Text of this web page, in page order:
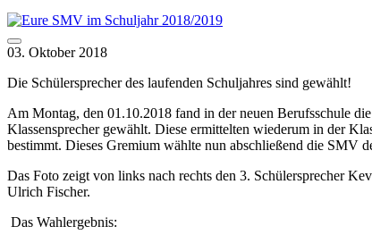
03. Oktober 2018
Die Schülersprecher des laufenden Schuljahres sind gewählt!
Am Montag, den 01.10.2018 fand in der neuen Berufsschule
Klassensprecher gewählt. Diese ermittelten wiederum in der
bestimmt. Dieses Gremium wählte nun abschließend die SMV
Das Foto zeigt von links nach rechts den 3. Schülersprecher
Ulrich Fischer.
Das Wahlergebnis: